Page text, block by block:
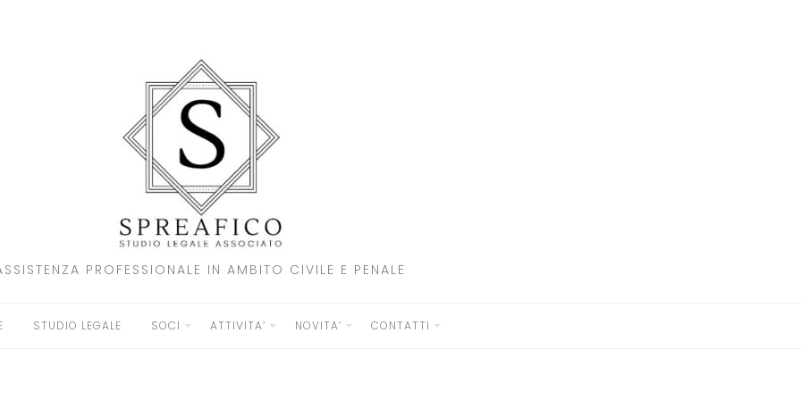
PROFESSIONALE IN AMBITO CIVILE E PENALE
STUDIO LEGALE SOCI ATTIVITA’ NOVITA’ CONTATTI